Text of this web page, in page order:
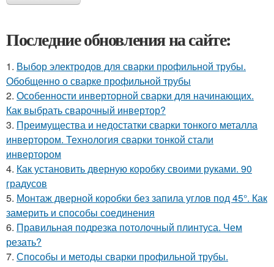
Последние обновления на сайте:
1. Выбор электродов для сварки профильной трубы.
Обобщенно о сварке профильной трубы
2. Особенности инверторной сварки для начинающих.
Как выбрать сварочный инвертор?
3. Преимущества и недостатки сварки тонкого металла
инвертором. Технология сварки тонкой стали
инвертором
4. Как установить дверную коробку своими руками. 90
градусов
5. Монтаж дверной коробки без запила углов под 45°. Как
замерить и способы соединения
6. Правильная подрезка потолочный плинтуса. Чем
резать?
7. Способы и методы сварки профильной трубы.